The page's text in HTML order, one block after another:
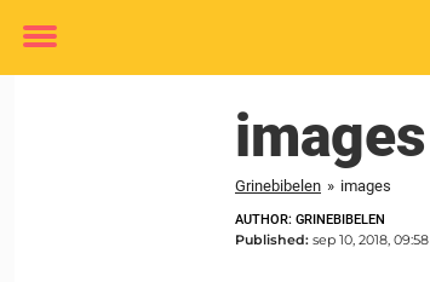
Toggle
images
Grinebibelen » images
AUTHOR: GRINEBIBELEN
Published: sep 10, 2018, 09:58